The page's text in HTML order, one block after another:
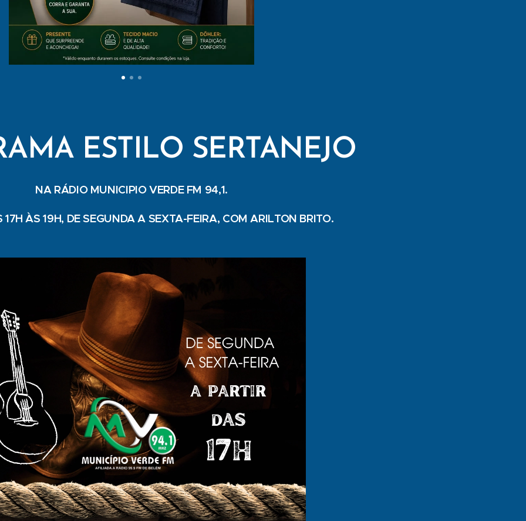
ESTILO SERTANEJO
NA RÁDIO MUNICIPIO VERDE FM 94,1.
17H ÀS 19H, DE SEGUNDA A SEXTA-FEIRA, COM ARILTON BRITO.